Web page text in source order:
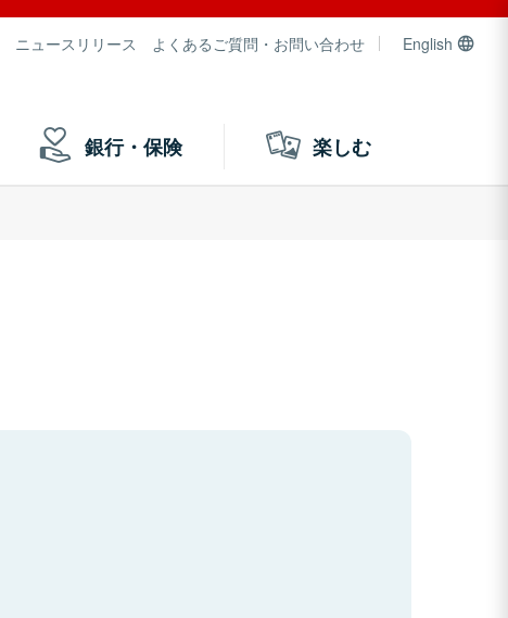
ニュースリリース よくあるご質問・お問い合わせ English
銀行・保険 楽しむ